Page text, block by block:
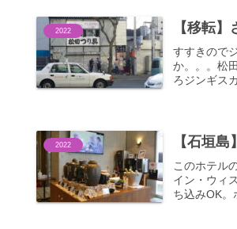
2022 【移転
すすきので
か。。。松
ろジンギス
2022 【石垣
このホテル
イン・ウィ
ち込みOK。